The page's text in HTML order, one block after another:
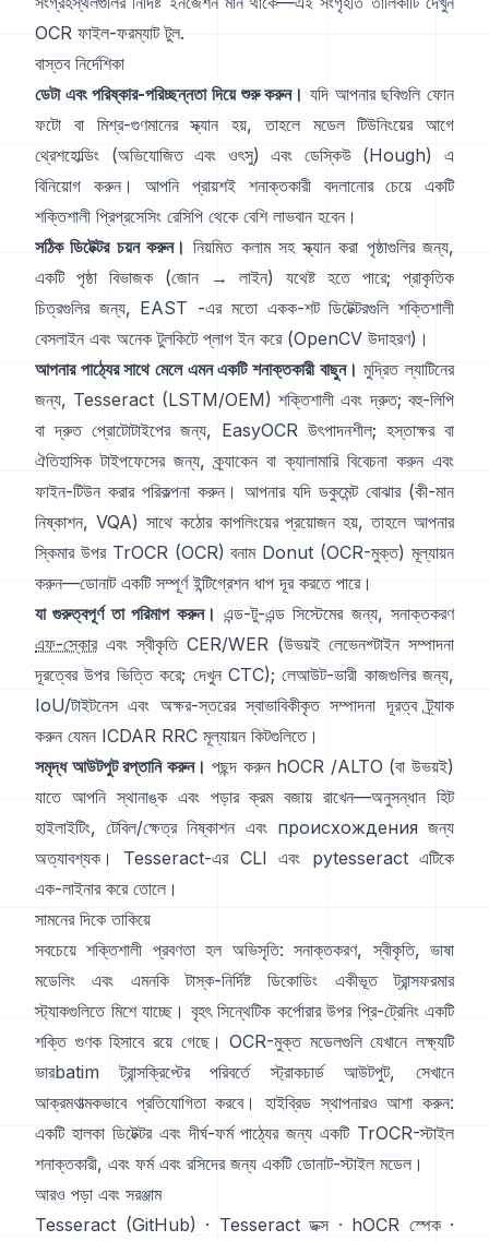
OCR ফাইল-ফরম্যাট টুল.
বাস্তব নির্দেশিকা
ডেটা এবং পরিষ্কার-পরিচ্ছন্নতা দিয়ে শুরু করুন। যদি আপনার ছবিগুলি ফোন
ফটো বা মিশ্র-গুণমানের স্ক্যান হয়, তাহলে মডেল টিউনিংয়ের আগে
থ্রেশহোল্ডিং (অভিযোজিত এবং ওৎসু) এবং ডেস্কিউ (Hough) এ
বিনিয়োগ করুন। আপনি প্রায়শই শনাক্তকারী বদলানোর চেয়ে একটি
শক্তিশালী প্রিপ্রসেসিং রেসিপি থেকে বেশি লাভবান হবেন।
সঠিক ডিটেক্টর চয়ন করুন। নিয়মিত কলাম সহ স্ক্যান করা পৃষ্ঠাগুলির জন্য,
একটি পৃষ্ঠা বিভাজক (জোন → লাইন) যথেষ্ট হতে পারে; প্রাকৃতিক
চিত্রগুলির জন্য, EAST -এর মতো একক-শট ডিটেক্টরগুলি শক্তিশালী
বেসলাইন এবং অনেক টুলকিটে প্লাগ ইন করে (OpenCV উদাহরণ)।
আপনার পাঠ্যের সাথে মেলে এমন একটি শনাক্তকারী বাছুন। মুদ্রিত ল্যাটিনের
জন্য, Tesseract (LSTM/OEM) শক্তিশালী এবং দ্রুত; বহু-লিপি
বা দ্রুত প্রোটোটাইপের জন্য, EasyOCR উৎপাদনশীল; হস্তাক্ষর বা
ঐতিহাসিক টাইপফেসের জন্য, ক্র্যাকেন বা ক্যালামারি বিবেচনা করুন এবং
ফাইন-টিউন করার পরিকল্পনা করুন। আপনার যদি ডকুমেন্ট বোঝার (কী-মান
নিষ্কাশন, VQA) সাথে কঠোর কাপলিংয়ের প্রয়োজন হয়, তাহলে আপনার
স্কিমার উপর TrOCR (OCR) বনাম Donut (OCR-মুক্ত) মূল্যায়ন
করুন—ডোনাট একটি সম্পূর্ণ ইন্টিগ্রেশন ধাপ দূর করতে পারে।
যা গুরুত্বপূর্ণ তা পরিমাপ করুন। এন্ড-টু-এন্ড সিস্টেমের জন্য, সনাক্তকরণ
এফ-স্কোরএবং স্বীকৃতি CER/WER (উভয়ই লেভেনশ্টাইন সম্পাদনা
দূরত্বের উপর ভিত্তি করে; দেখুন CTC); লেআউট-ভারী কাজগুলির জন্য,
IoU/টাইটনেস এবং অক্ষর-স্তরের স্বাভাবিকীকৃত সম্পাদনা দূরত্ব ট্র্যাক
করুন যেমন ICDAR RRC মূল্যায়ন কিটগুলিতে।
সমৃদ্ধ আউটপুট রপ্তানি করুন। পছন্দ করুন hOCR /ALTO (বা উভয়ই)
যাতে আপনি স্থানাঙ্ক এবং পড়ার ক্রম বজায় রাখেন—অনুসন্ধান হিট
হাইলাইটিং, টেবিল/ক্ষেত্র নিষ্কাশন এবং происхождения জন্য
অত্যাবশ্যক। Tesseract-এর CLI এবং pytesseract এটিকে
এক-লাইনার করে তোলে।
সামনের দিকে তাকিয়ে
সবচেয়ে শক্তিশালী প্রবণতা হল অভিসৃতি: সনাক্তকরণ, স্বীকৃতি, ভাষা
মডেলিং এবং এমনকি টাস্ক-নির্দিষ্ট ডিকোডিং একীভূত ট্রান্সফরমার
স্ট্যাকগুলিতে মিশে যাচ্ছে। বৃহৎ সিন্থেটিক কর্পোরার উপর প্রি-ট্রেনিং একটি
শক্তি গুণক হিসাবে রয়ে গেছে। OCR-মুক্ত মডেলগুলি যেখানে লক্ষ্যটি
ভারbatim ট্রান্সক্রিপ্টের পরিবর্তে স্ট্রাকচার্ড আউটপুট, সেখানে
আক্রমণাত্মকভাবে প্রতিযোগিতা করবে। হাইব্রিড স্থাপনারও আশা করুন:
একটি হালকা ডিটেক্টর এবং দীর্ঘ-ফর্ম পাঠ্যের জন্য একটি TrOCR-স্টাইল
শনাক্তকারী, এবং ফর্ম এবং রসিদের জন্য একটি ডোনাট-স্টাইল মডেল।
আরও পড়া এবং সরঞ্জাম
Tesseract (GitHub) · Tesseract ডক্স · hOCR স্পেক·